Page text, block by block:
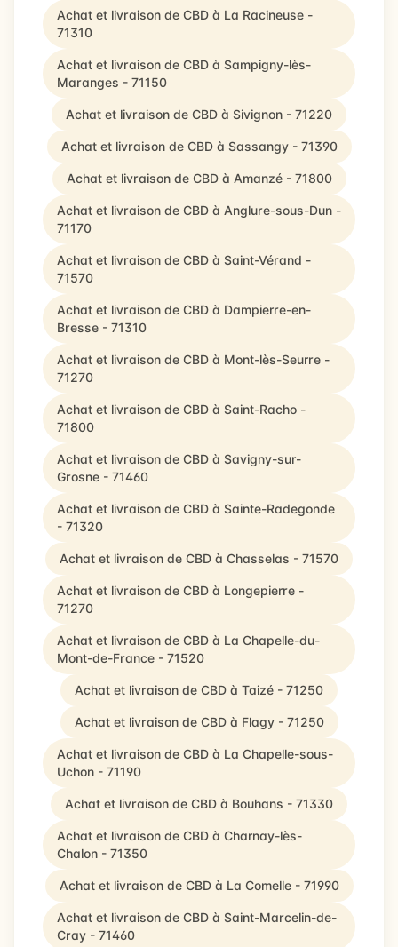
Achat et livraison de CBD à La Racineuse -
71310
Achat et livraison de CBD à Sampigny-lès-
Maranges - 71150
Achat et livraison de CBD à Sivignon - 71220
Achat et livraison de CBD à Sassangy - 71390
Achat et livraison de CBD à Amanzé - 71800
Achat et livraison de CBD à Anglure-sous-Dun -
71170
Achat et livraison de CBD à Saint-Vérand -
71570
Achat et livraison de CBD à Dampierre-en-
Bresse - 71310
Achat et livraison de CBD à Mont-lès-Seurre -
71270
Achat et livraison de CBD à Saint-Racho -
71800
Achat et livraison de CBD à Savigny-sur-
Grosne - 71460
Achat et livraison de CBD à Sainte-Radegonde
- 71320
Achat et livraison de CBD à Chasselas - 71570
Achat et livraison de CBD à Longepierre -
71270
Achat et livraison de CBD à La Chapelle-du-
Mont-de-France - 71520
Achat et livraison de CBD à Taizé - 71250
Achat et livraison de CBD à Flagy - 71250
Achat et livraison de CBD à La Chapelle-sous-
Uchon - 71190
Achat et livraison de CBD à Bouhans - 71330
Achat et livraison de CBD à Charnay-lès-
Chalon - 71350
Achat et livraison de CBD à La Comelle - 71990
Achat et livraison de CBD à Saint-Marcelin-de-
Cray - 71460